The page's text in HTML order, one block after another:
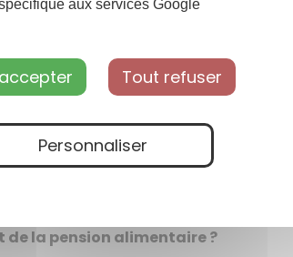
aux services Google
Tout refuser
Personnaliser
des avocats ou saisir le juge
personnellement, vous pouvez
soit directement avec l’autre
le texte est soumis au Jaf pour
l’équité entre les parties avant de le
à votre avocat de saisir le Jaf.
la pension alimentaire ?